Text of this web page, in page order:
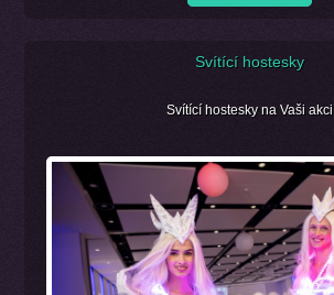
Svítící hostesky
Svítící hostesky na Vaši akci